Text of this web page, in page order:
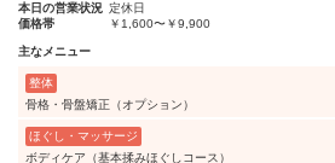
本日の営業状況 定休日
価格帯
￥1,600〜￥9,900
主なメニュー
整体
骨格・骨盤矯正（オプション）
ほぐし・マッサージ
ボディケア（基本揉みほぐしコース）